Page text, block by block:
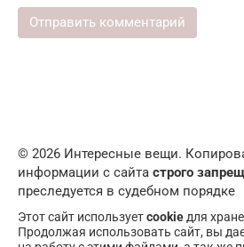
© 2026 Интересные вещи.
информации с сайта строго
преследуется в судебном порядке
Этот сайт используетcookie для
Продолжая использовать сайт, вы